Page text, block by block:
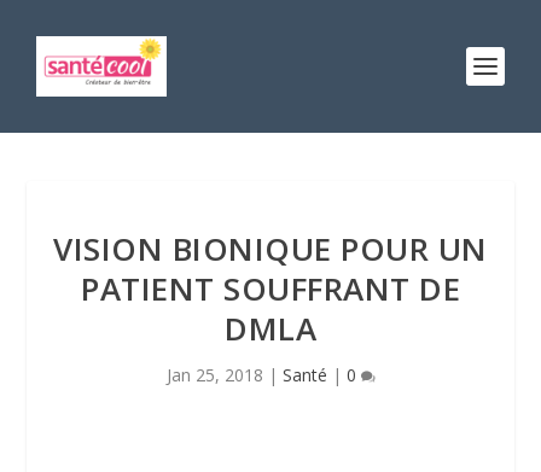
VISION BIONIQUE POUR UN
PATIENT SOUFFRANT DE
DMLA
Jan 25, 2018 | Santé | 0